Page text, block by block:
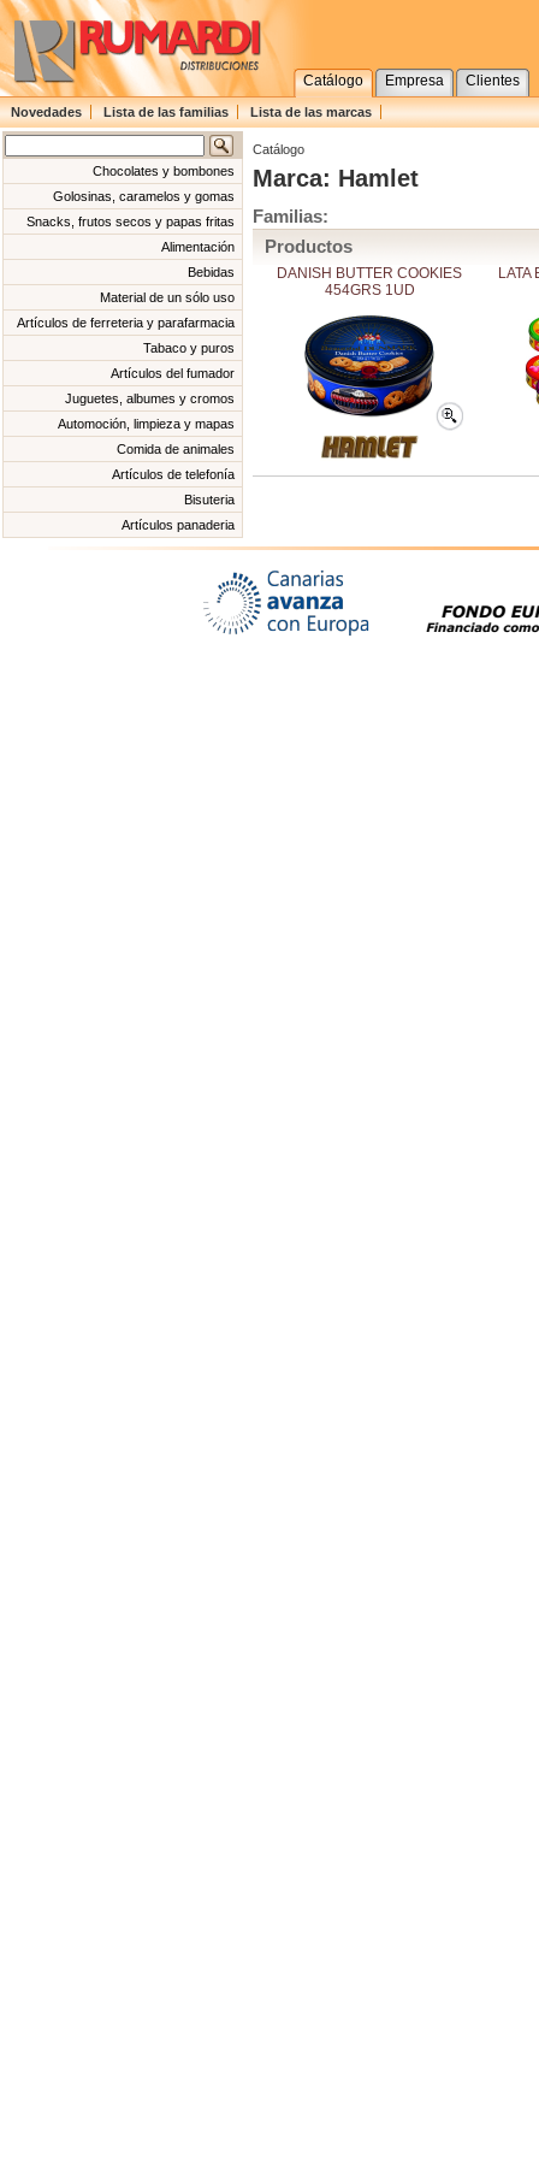
Catálogo Empresa Clientes
Novedades Lista de las familias Lista de las marcas
Catálogo
Marca: Hamlet
Familias:
Productos
DANISH BUTTER COOKIES
454GRS 1UD
LATA
Chocolates y bombones
Golosinas, caramelos y gomas
Snacks, frutos secos y papas fritas
Alimentación
Bebidas
Material de un sólo uso
Artículos de ferreteria y parafarmacia
Tabaco y puros
Artículos del fumador
Juguetes, albumes y cromos
Automoción, limpieza y mapas
Comida de animales
Artículos de telefonía
Bisuteria
Artículos panaderia